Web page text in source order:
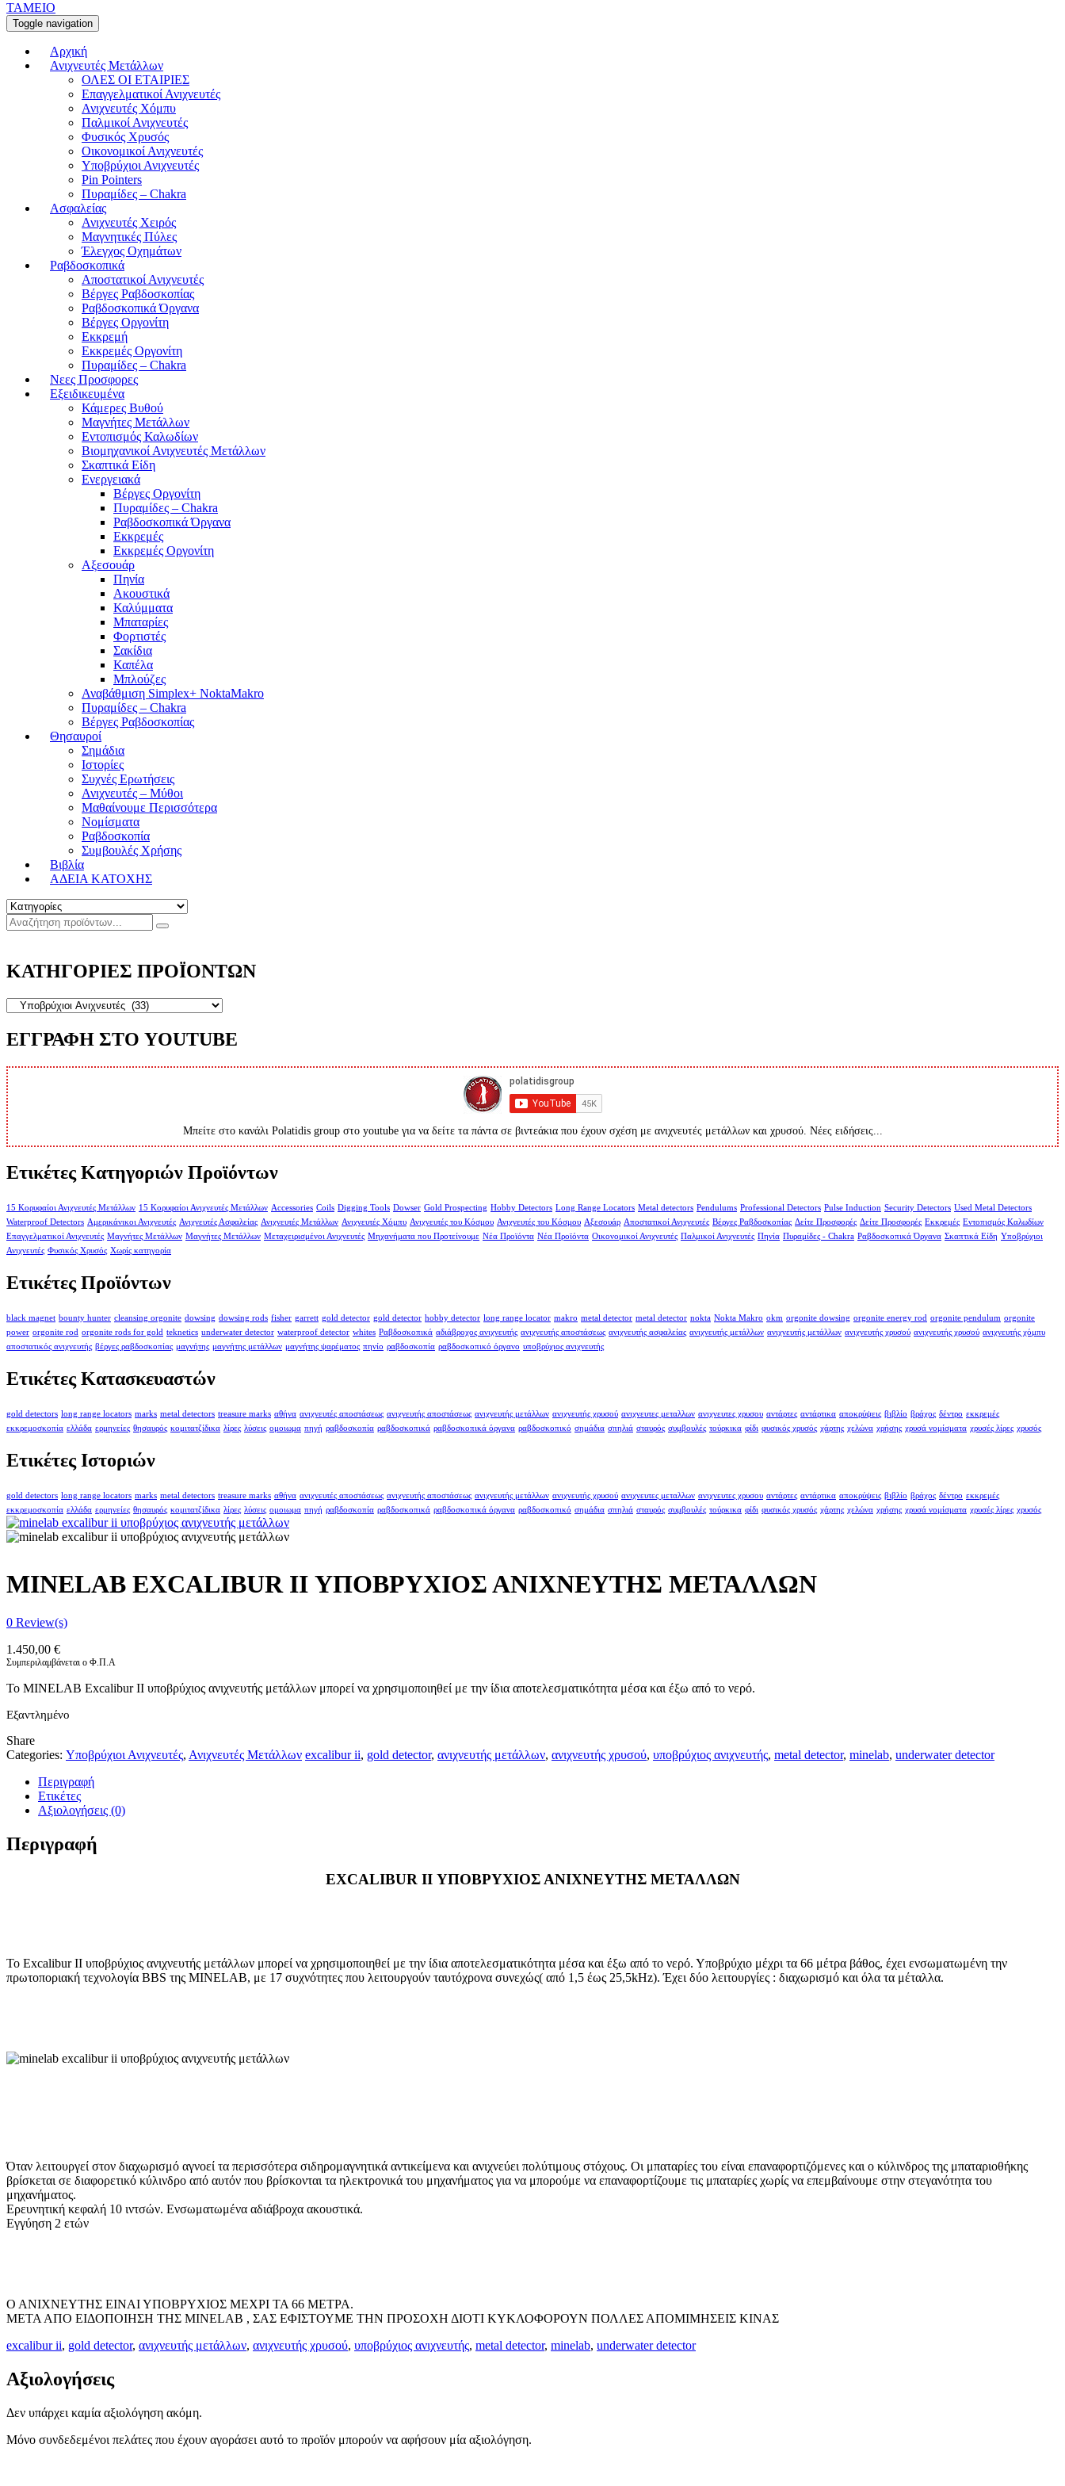
ΤΑΜΕΙΟ
Toggle navigation
Αρχική
Ανιχνευτές Μετάλλων
ΟΛΕΣ ΟΙ ΕΤΑΙΡΙΕΣ
Επαγγελματικοί Ανιχνευτές
Ανιχνευτές Χόμπυ
Παλμικοί Ανιχνευτές
Φυσικός Χρυσός
Οικονομικοί Ανιχνευτές
Υποβρύχιοι Ανιχνευτές
Pin Pointers
Πυραμίδες – Chakra
Ασφαλείας
Ανιχνευτές Χειρός
Μαγνητικές Πύλες
Έλεγχος Οχημάτων
Ραβδοσκοπικά
Αποστατικοί Ανιχνευτές
Βέργες Ραβδοσκοπίας
Ραβδοσκοπικά Όργανα
Βέργες Οργονίτη
Εκκρεμή
Εκκρεμές Οργονίτη
Πυραμίδες – Chakra
Νεες Προσφορες
Εξειδικευμένα
Κάμερες Βυθού
Μαγνήτες Μετάλλων
Εντοπισμός Καλωδίων
Βιομηχανικοί Ανιχνευτές Μετάλλων
Σκαπτικά Είδη
Ενεργειακά
Βέργες Οργονίτη
Πυραμίδες – Chakra
Ραβδοσκοπικά Όργανα
Εκκρεμές
Εκκρεμές Οργονίτη
Αξεσουάρ
Πηνία
Ακουστικά
Καλύμματα
Μπαταρίες
Φορτιστές
Σακίδια
Καπέλα
Μπλούζες
Αναβάθμιση Simplex+ NoktaMakro
Πυραμίδες – Chakra
Βέργες Ραβδοσκοπίας
Θησαυροί
Σημάδια
Ιστορίες
Συχνές Ερωτήσεις
Ανιχνευτές – Μύθοι
Μαθαίνουμε Περισσότερα
Νομίσματα
Ραβδοσκοπία
Συμβουλές Χρήσης
Βιβλία
ΑΔΕΙΑ ΚΑΤΟΧΗΣ
ΚΑΤΗΓΟΡΙΕΣ ΠΡΟΪΟΝΤΩΝ
ΕΓΓΡΑΦΗ ΣΤΟ YOUTUBE
Μπείτε στο κανάλι Polatidis group στο youtube για να δείτε τα πάντα σε βιντεάκια που έχουν σχέση με ανιχνευτές μετάλλων και χρυσού. Νέες ειδήσεις...
Ετικέτες Κατηγοριών Προϊόντων
15 Κορυφαίοι Ανιχνευτές Μετάλλων 15 Κορυφαίοι Ανιχνευτές Μετάλλων Accessories Coils Digging Tools Dowser Gold Prospecting Hobby Detectors Long Range Locators Metal detectors Pendulums Professional Detectors Pulse Induction Security Detectors Used Metal Detectors
Waterproof Detectors Αμερικάνικοι Ανιχνευτές Ανιχνευτές Ασφαλείας Ανιχνευτές Μετάλλων Ανιχνευτές Χόμπυ Ανιχνευτές του Κόσμου Ανιχνευτές του Κόσμου Αξεσουάρ Αποστατικοί Ανιχνευτές Βέργες Ραβδοσκοπίας Δείτε Προσφορές Δείτε Προσφορές Εκκρεμές Εντοπισμός Καλωδίων
Επαγγελματικοί Ανιχνευτές Μαγνήτες Μετάλλων Μαγνήτες Μετάλλων Μεταχειρισμένοι Ανιχνευτές Μηχανήματα που Προτείνουμε Νέα Προϊόντα Νέα Προϊόντα Οικονομικοί Ανιχνευτές Παλμικοί Ανιχνευτές Πηνία Πυραμίδες - Chakra Ραβδοσκοπικά Όργανα Σκαπτικά Είδη Υποβρύχιοι
Ανιχνευτές Φυσικός Χρυσός Χωρίς κατηγορία
Ετικέτες Προϊόντων
black magnet bounty hunter cleansing orgonite dowsing dowsing rods fisher garrett gold detector gold detector hobby detector long range locator makro metal detector metal detector nokta Nokta Makro okm orgonite dowsing orgonite energy rod orgonite pendulum orgonite
power orgonite rod orgonite rods for gold teknetics underwater detector waterproof detector whites Ραβδοσκοπικά αδιάβροχος ανιχνευτής ανιχνευτής αποστάσεως ανιχνευτής ασφαλείας ανιχνευτής μετάλλων ανιχνευτής μετάλλων ανιχνευτής χρυσού ανιχνευτής χρυσού ανιχνευτής χόμπυ
αποστατικός ανιχνευτής βέργες ραβδοσκοπίας μαγνήτης μαγνήτης μετάλλων μαγνήτης ψαρέματος πηνίο ραβδοσκοπία ραβδοσκοπικό όργανο υποβρύχιος ανιχνευτής
Ετικέτες Κατασκευαστών
gold detectors long range locators marks metal detectors treasure marks αθήνα ανιχνευτές αποστάσεως ανιχνευτής αποστάσεως ανιχνευτής μετάλλων ανιχνευτής χρυσού ανιχνευτες μεταλλων ανιχνευτες χρυσου αντάρτες αντάρτικα αποκρύψεις βιβλίο βράχος δέντρο εκκρεμές
εκκρεμοσκοπία ελλάδα ερμηνείες θησαυρός κομιτατζίδικα λίρες λύσεις ομοιωμα πηγή ραβδοσκοπία ραβδοσκοπικά ραβδοσκοπικά όργανα ραβδοσκοπικό σημάδια σπηλιά σταυρός συμβουλές τούρκικα φίδι φυσικός χρυσός χάρτης χελώνα χρήσης χρυσά νομίσματα χρυσές λίρες χρυσός
Ετικέτες Ιστοριών
gold detectors long range locators marks metal detectors treasure marks αθήνα ανιχνευτές αποστάσεως ανιχνευτής αποστάσεως ανιχνευτής μετάλλων ανιχνευτής χρυσού ανιχνευτες μεταλλων ανιχνευτες χρυσου αντάρτες αντάρτικα αποκρύψεις βιβλίο βράχος δέντρο εκκρεμές
εκκρεμοσκοπία ελλάδα ερμηνείες θησαυρός κομιτατζίδικα λίρες λύσεις ομοιωμα πηγή ραβδοσκοπία ραβδοσκοπικά ραβδοσκοπικά όργανα ραβδοσκοπικό σημάδια σπηλιά σταυρός συμβουλές τούρκικα φίδι φυσικός χρυσός χάρτης χελώνα χρήσης χρυσά νομίσματα χρυσές λίρες χρυσός
MINELAB EXCALIBUR II ΥΠΟΒΡΥΧΙΟΣ ΑΝΙΧΝΕΥΤΗΣ ΜΕΤΑΛΛΩΝ
0 Review(s)
1.450,00 €
Συμπεριλαμβάνεται ο Φ.Π.Α
Το MINELAB Excalibur II υποβρύχιος ανιχνευτής μετάλλων μπορεί να χρησιμοποιηθεί με την ίδια αποτελεσματικότητα μέσα και έξω από το νερό.
Εξαντλημένο
Share
Categories: Υποβρύχιοι Ανιχνευτές, Ανιχνευτές Μετάλλων excalibur ii, gold detector, ανιχνευτής μετάλλων, ανιχνευτής χρυσού, υποβρύχιος ανιχνευτής, metal detector, minelab, underwater detector
Περιγραφή
Ετικέτες
Αξιολογήσεις (0)
Περιγραφή
EXCALIBUR II ΥΠΟΒΡΥΧΙΟΣ ΑΝΙΧΝΕΥΤΗΣ ΜΕΤΑΛΛΩΝ
Το Excalibur II υποβρύχιος ανιχνευτής μετάλλων μπορεί να χρησιμοποιηθεί με την ίδια αποτελεσματικότητα μέσα και έξω από το νερό. Υποβρύχιο μέχρι τα 66 μέτρα βάθος, έχει ενσωματωμένη την
πρωτοποριακή τεχνολογία ΒΒS της MINELAB, με 17 συχνότητες που λειτουργούν ταυτόχρονα συνεχώς( από 1,5 έως 25,5kHz). Έχει δύο λειτουργίες : διαχωρισμό και όλα τα μέταλλα.
Όταν λειτουργεί στον διαχωρισμό αγνοεί τα περισσότερα σιδηρομαγνητικά αντικείμενα και ανιχνεύει πολύτιμους στόχους. Οι μπαταρίες του είναι επαναφορτιζόμενες και ο κύλινδρος της μπαταριοθήκης
βρίσκεται σε διαφορετικό κύλινδρο από αυτόν που βρίσκονται τα ηλεκτρονικά του μηχανήματος για να μπορούμε να επαναφορτίζουμε τις μπαταρίες χωρίς να επεμβαίνουμε στην στεγανότητα του
μηχανήματος.
Ερευνητική κεφαλή 10 ιντσών. Ενσωματωμένα αδιάβροχα ακουστικά.
Εγγύηση 2 ετών
Ο ΑΝΙΧΝΕΥΤΗΣ ΕΙΝΑΙ ΥΠΟΒΡΥΧΙΟΣ ΜΕΧΡΙ ΤΑ 66 ΜΕΤΡΑ.
ΜΕΤΑ ΑΠΟ ΕΙΔΟΠΟΙΗΣΗ ΤΗΣ MINELAB , ΣΑΣ ΕΦΙΣΤΟΥΜΕ ΤΗΝ ΠΡΟΣΟΧΗ ΔΙΟΤΙ ΚΥΚΛΟΦΟΡΟΥΝ ΠΟΛΛΕΣ ΑΠΟΜΙΜΗΣΕΙΣ ΚΙΝΑΣ
excalibur ii, gold detector, ανιχνευτής μετάλλων, ανιχνευτής χρυσού, υποβρύχιος ανιχνευτής, metal detector, minelab, underwater detector
Αξιολογήσεις
Δεν υπάρχει καμία αξιολόγηση ακόμη.
Μόνο συνδεδεμένοι πελάτες που έχουν αγοράσει αυτό το προϊόν μπορούν να αφήσουν μία αξιολόγηση.